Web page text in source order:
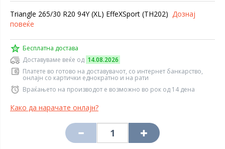
Triangle 265/30 R20 94Y (XL) EffeXSport (TH202) Дознај
повеќе
Бесплатна достава
Доставуваме веќе од 14.08.2026
Платете во готово на доставувачот, со интернет банкарство,
онлајн со картички еднократно и на рати
Враќањето на производот е возможно во рок од 14 дена
Како да нарачате онлајн?